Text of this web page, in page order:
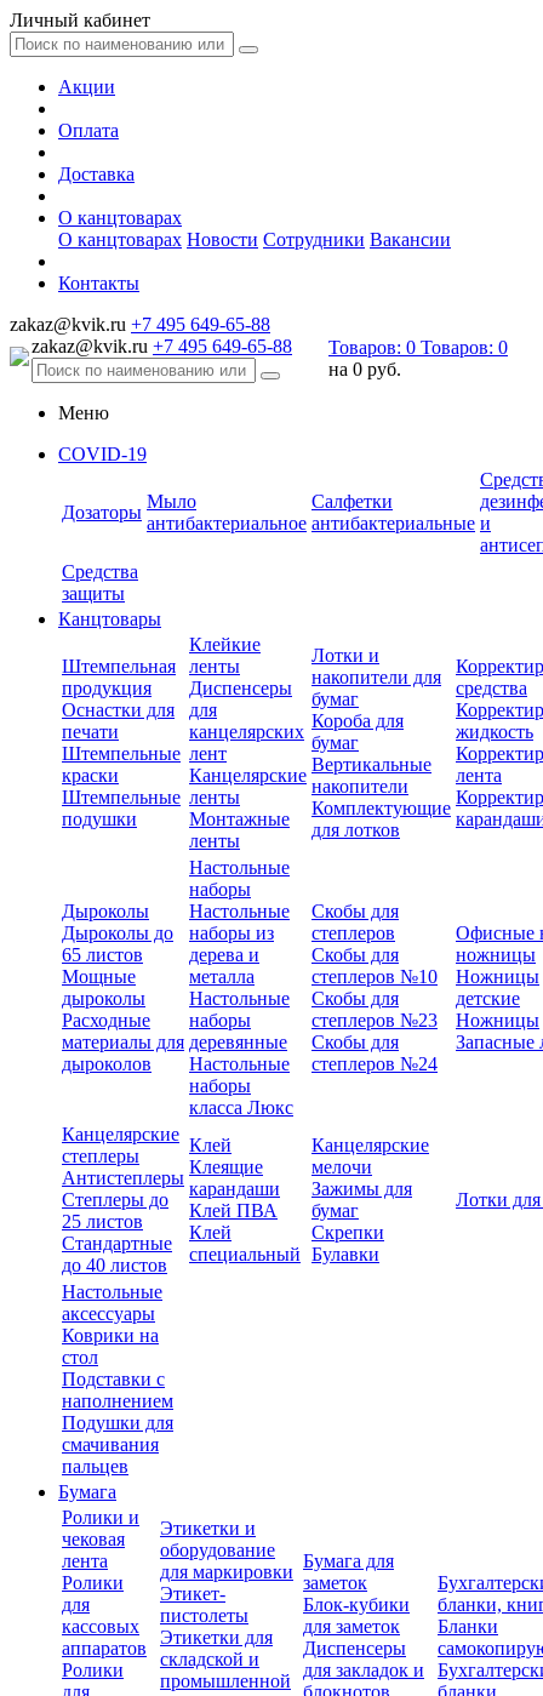
Личный кабинет
Акции
Оплата
Доставка
О канцтоварах
О канцтоварах Новости Сотрудники Вакансии
Контакты
zakaz@kvik.ru +7 495 649-65-88
zakaz@kvik.ru +7 495 649-65-88 Товаров: 0 Товаров: 0
на 0 руб.
Меню
COVID-19
Дозаторы
Мыло
антибактериальное
Салфетки
антибактериальные и
Средства
защиты
Канцтовары
Штемпельная
продукция
Оснастки для
печати
Штемпельные
краски
Штемпельные
подушки
Клейкие
ленты
Диспенсеры
для
канцелярских
лент
Канцелярские
ленты
Монтажные
ленты
Лотки и
накопители для
бумаг
Короба для
бумаг
Вертикальные
накопители
Комплектующие
для лотков
средства
жидкость
лента
Дыроколы
Дыроколы до
65 листов
Мощные
дыроколы
Расходные
материалы для
дыроколов
Настольные
наборы
Настольные
наборы из
дерева и
металла
Настольные
наборы
деревянные
Настольные
наборы
класса Люкс
Скобы для
степлеров
Скобы для
степлеров №10
Скобы для
степлеров №23
Скобы для
степлеров №24
Офисные
ножницы
Ножницы
детские
Ножницы
Запасные
Канцелярские
степлеры
Антистеплеры
Степлеры до
25 листов
Стандартные
до 40 листов
Клей
Клеящие
карандаши
Клей ПВА
Клей
специальный
Канцелярские
мелочи
Зажимы для
бумаг
Скрепки
Булавки
Лотки
Настольные
аксессуары
Коврики на
стол
Подставки с
наполнением
Подушки для
смачивания
пальцев
Бумага
Ролики и
чековая
лента
Ролики
для
кассовых
аппаратов
Ролики
для
Этикетки и
оборудование
для маркировки
Этикет-
пистолеты
Этикетки для
складской и
промышленной
Бумага для
заметок
Блок-кубики
для заметок
Диспенсеры
для закладок и
блокнотов
бланки,
Бланки
бланки